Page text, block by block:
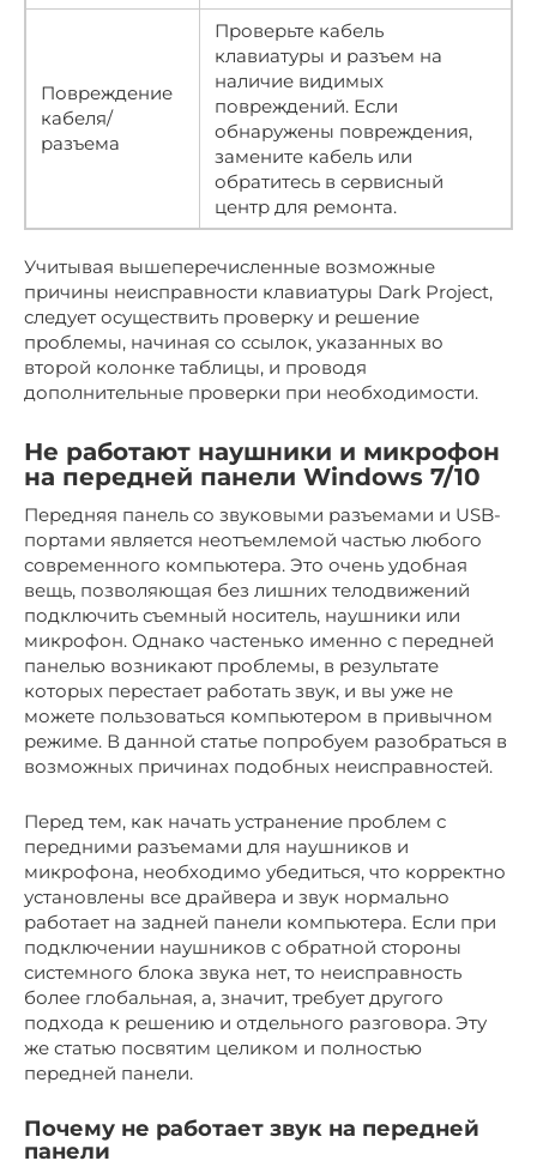
Повреждение
кабеля/
разъема
Проверьте кабель
клавиатуры и разъем на
наличие видимых
повреждений. Если
обнаружены повреждения,
замените кабель или
обратитесь в сервисный
центр для ремонта.
Учитывая вышеперечисленные возможные
причины неисправности клавиатуры Dark Project,
следует осуществить проверку и решение
проблемы, начиная со ссылок, указанных во
второй колонке таблицы, и проводя
дополнительные проверки при необходимости.
Не работают наушники и микрофон
на передней панели Windows 7/10
Передняя панель со звуковыми разъемами и USB-
портами является неотъемлемой частью любого
современного компьютера. Это очень удобная
вещь, позволяющая без лишних телодвижений
подключить съемный носитель, наушники или
микрофон. Однако частенько именно с передней
панелью возникают проблемы, в результате
которых перестает работать звук, и вы уже не
можете пользоваться компьютером в привычном
режиме. В данной статье попробуем разобраться в
возможных причинах подобных неисправностей.
Перед тем, как начать устранение проблем с
передними разъемами для наушников и
микрофона, необходимо убедиться, что корректно
установлены все драйвера и звук нормально
работает на задней панели компьютера. Если при
подключении наушников с обратной стороны
системного блока звука нет, то неисправность
более глобальная, а, значит, требует другого
подхода к решению и отдельного разговора. Эту
же статью посвятим целиком и полностью
передней панели.
Почему не работает звук на передней
панели